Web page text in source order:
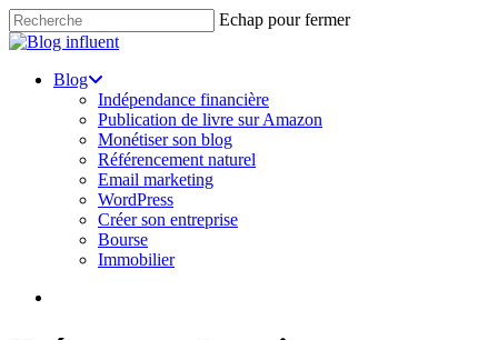
Skip
to
content
Echap pour fermer
Close
search
Menu
Blog
Indépendance financière
Publication de livre sur Amazon
Monétiser son blog
Référencement naturel
Email marketing
WordPress
Créer son entreprise
Bourse
Immobilier